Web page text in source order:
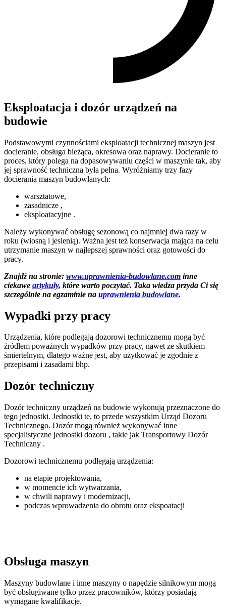
Eksploatacja i dozór urządzeń na
budowie
Podstawowymi czynnościami eksploatacji technicznej maszyn jest
docieranie, obsługa bieżąca, okresowa oraz naprawy. Docieranie to
proces, który polega na dopasowywaniu części w maszynie tak, aby
jej sprawność techniczna była pełna. Wyróżniamy trzy fazy
docierania maszyn budowlanych:
warsztatowe,
zasadnicze ,
eksploatacyjne .
Należy wykonywać obsługę sezonową co najmniej dwa razy w
roku (wiosną i jesienią). Ważna jest też konserwacja mająca na celu
utrzymanie maszyn w najlepszej sprawności oraz gotowości do
pracy.
Znajdź na stronie: www.uprawnienia-budowlane.com inne
ciekawe artykuły, które warto poczytać. Taka wiedza przyda Ci się
szczególnie na egzaminie na uprawnienia budowlane.
Wypadki przy pracy
Urządzenia, które podlegają dozorowi technicznemu mogą być
źródłem poważnych wypadków przy pracy, nawet ze skutkiem
śmiertelnym, dlatego ważne jest, aby użytkować je zgodnie z
przepisami i zasadami bhp.
Dozór techniczny
Dozór techniczny urządzeń na budowie wykonują przeznaczone do
tego jednostki. Jednostki te, to przede wszystkim Urząd Dozoru
Technicznego. Dozór mogą również wykonywać inne
specjalistyczne jednostki dozoru , takie jak Transportowy Dozór
Techniczny .
Dozorowi technicznemu podlegają urządzenia:
na etapie projektowania,
w momencie ich wytwarzania,
w chwili naprawy i modernizacji,
podczas wprowadzenia do obrotu oraz ekspoatacji
Obsługa maszyn
Maszyny budowlane i inne maszyny o napędzie silnikowym mogą
być obsługiwane tylko przez pracowników, którzy posiadają
wymagane kwalifikacje.